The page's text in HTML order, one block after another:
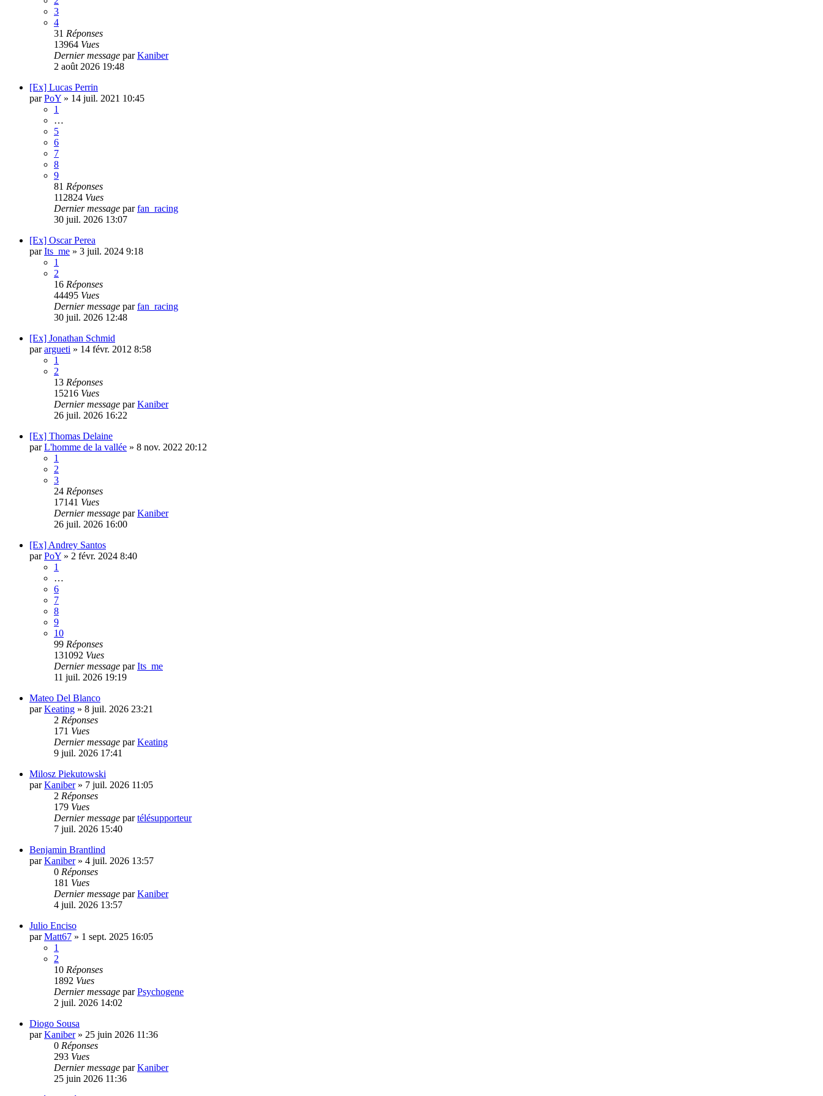
3
4
31 Réponses
13964 Vues
Dernier message parKaniber
2 août 2026 19:48
[Ex] Lucas Perrin
parPoY » 14 juil. 2021 10:45
1
…
5
6
7
8
9
81 Réponses
112824 Vues
Dernier message parfan_racing
30 juil. 2026 13:07
[Ex] Oscar Perea
parIts_me » 3 juil. 2024 9:18
1
2
16 Réponses
44495 Vues
Dernier message parfan_racing
30 juil. 2026 12:48
[Ex] Jonathan Schmid
parargueti » 14 févr. 2012 8:58
1
2
13 Réponses
15216 Vues
Dernier message parKaniber
26 juil. 2026 16:22
[Ex] Thomas Delaine
parL'homme de la vallée » 8 nov. 2022 20:12
1
2
3
24 Réponses
17141 Vues
Dernier message parKaniber
26 juil. 2026 16:00
[Ex] Andrey Santos
parPoY » 2 févr. 2024 8:40
1
…
6
7
8
9
10
99 Réponses
131092 Vues
Dernier message parIts_me
11 juil. 2026 19:19
Mateo Del Blanco
parKeating » 8 juil. 2026 23:21
2 Réponses
171 Vues
Dernier message parKeating
9 juil. 2026 17:41
Milosz Piekutowski
parKaniber» 7 juil. 2026 11:05
2 Réponses
179 Vues
Dernier message partélésupporteur
7 juil. 2026 15:40
Benjamin Brantlind
parKaniber» 4 juil. 2026 13:57
0 Réponses
181 Vues
Dernier message parKaniber
4 juil. 2026 13:57
Julio Enciso
parMatt67 » 1 sept. 2025 16:05
1
2
10 Réponses
1892 Vues
Dernier message parPsychogene
2 juil. 2026 14:02
Diogo Sousa
parKaniber» 25 juin 2026 11:36
0 Réponses
293 Vues
Dernier message parKaniber
25 juin 2026 11:36